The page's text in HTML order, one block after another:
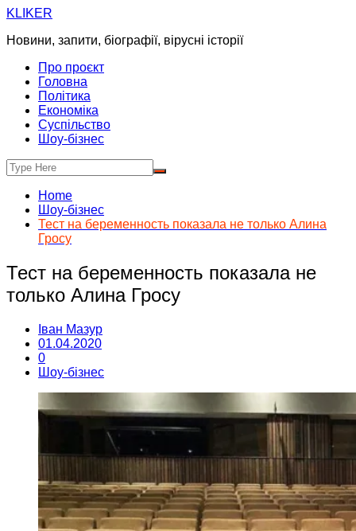
Skip
content
KLIKER
Новини, запити, біографії, вірусні історії
Про проєкт
Головна
Політика
Економіка
Суспільство
Шоу-бізнес
Home
Шоу-бізнес
Тест на беременность показала не только Алина
Гросу
Тест на беременность показала не
только Алина Гросу
Іван Мазур
01.04.2020
0
Шоу-бізнес